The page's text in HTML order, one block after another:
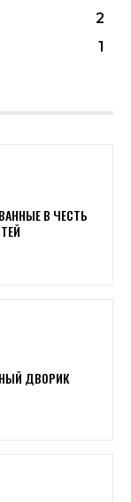
2
1
В ЧЕСТЬ
ДВОРИК